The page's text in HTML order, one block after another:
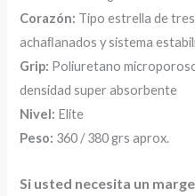
Corazón: Tipo estrella de
achaﬂanados y sistema
Grip: Poliuretano
densidad super absorbente
Nivel: Elite
Peso: 360 / 380 grs aprox.
Si usted necesita un